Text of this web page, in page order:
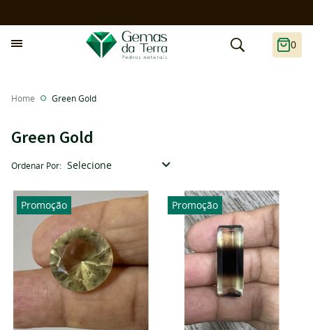
0
Green Gold
Home Green Gold
Ordenar Por Selecione
Promoção Promoção